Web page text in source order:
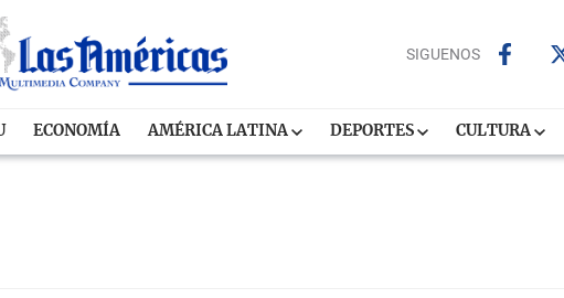
SIGUENOS
ECONOMÍA AMÉRICA LATINA DEPORTES CULTURA